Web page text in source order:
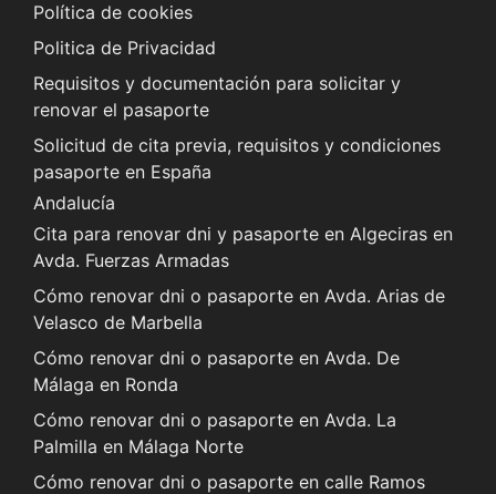
Política de cookies
Politica de Privacidad
Requisitos y documentación para solicitar y
renovar el pasaporte
Solicitud de cita previa, requisitos y condiciones
pasaporte en España
Andalucía
Cita para renovar dni y pasaporte en Algeciras en
Avda. Fuerzas Armadas
Cómo renovar dni o pasaporte en Avda. Arias de
Velasco de Marbella
Cómo renovar dni o pasaporte en Avda. De
Málaga en Ronda
Cómo renovar dni o pasaporte en Avda. La
Palmilla en Málaga Norte
Cómo renovar dni o pasaporte en calle Ramos